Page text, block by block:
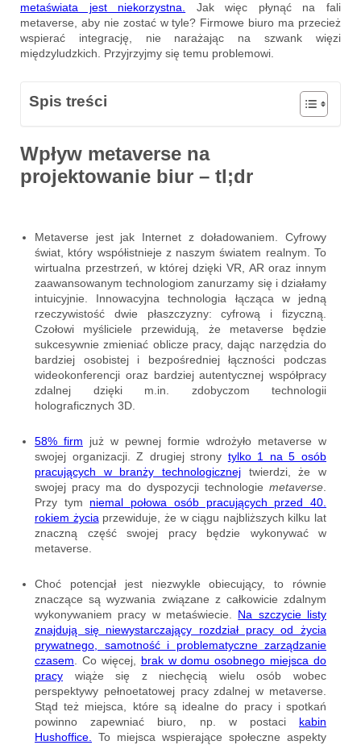
metaświata jest niekorzystna.
Jak więc płynąć na fali
metaverse, aby nie zostać w tyle? Firmowe biuro ma przecież
wspierać integrację, nie narażając na szwank więzi
międzyludzkich. Przyjrzyjmy się temu problemowi.
Spis treści
Wpływ metaverse na
projektowanie biur – tl;dr
Metaverse jest jak Internet z doładowaniem. Cyfrowy
świat, który współistnieje z naszym światem realnym. To
wirtualna przestrzeń, w której dzięki VR, AR oraz innym
zaawansowanym technologiom zanurzamy się i działamy
intuicyjnie. Innowacyjna technologia łącząca w jedną
rzeczywistość dwie płaszczyzny: cyfrową i fizyczną.
Czołowi myśliciele przewidują, że metaverse będzie
sukcesywnie zmieniać oblicze pracy, dając narzędzia do
bardziej osobistej i bezpośredniej łączności podczas
wideokonferencji oraz bardziej autentycznej współpracy
zdalnej dzięki m.in. zdobyczom technologii
holograficznych 3D.
58% firm już w pewnej formie wdrożyło metaverse w
swojej organizacji. Z drugiej strony tylko 1 na 5 osób
pracujących w branży technologicznej twierdzi, że w
swojej pracy ma do dyspozycji technologie metaverse.
Przy tym niemal połowa osób pracujących przed 40.
rokiem życiaprzewiduje, że w ciągu najbliższych kilku lat
znaczną część swojej pracy będzie wykonywać w
metaverse.
Choć potencjał jest niezwykle obiecujący, to równie
znaczące są wyzwania związane z całkowicie zdalnym
wykonywaniem pracy w metaświecie. Na szczycie listy
znajdują się niewystarczający rozdział pracy od życia
prywatnego, samotność i problematyczne zarządzanie
czasem. Co więcej, brak w domu osobnego miejsca do
pracy wiąże się z niechęcią wielu osób wobec
perspektywy pełnoetatowej pracy zdalnej w metaverse.
Stąd też miejsca, które są idealne do pracy i spotkań
powinno zapewniać biuro, np. w postaci kabin
Hushoffice. To miejsca wspierające społeczne aspekty